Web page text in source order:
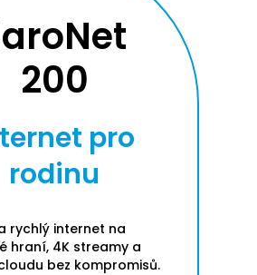
200
pro
rodinu
rychlý internet na
hraní, 4K streamy a
bez kompromisů.